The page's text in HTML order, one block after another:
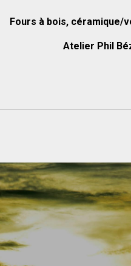
Fours à bois, céramique/
Atelier Phil